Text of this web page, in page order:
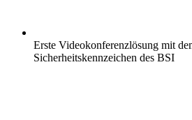
Erste Videokonferenzlösung mit
Sicherheitskennzeichen des BSI